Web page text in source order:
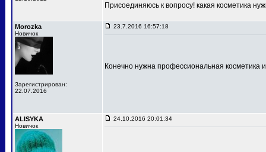
Присоединяюсь к вопросу! какая косметика
Morozka
Новичок
Зарегистрирован:
22.07.2016
23.7.2016 16:57:18
Конечно нужна профессиональная косметика
ALISYKA
Новичок
24.10.2016 20:01:34